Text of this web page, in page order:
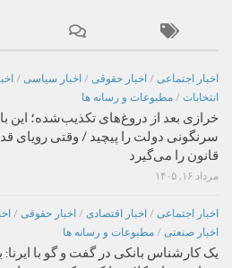
اخبار اجتماعی / اخبار حقوقی / اخبار سیاسی /
انتخابات / مطبوعات و رسانه ها
خرازی بعد از دروغ‌های تکذیب‌شده؛ این
سرنگونی دولت را پیچید / وقتی رویای
قانون را می‌گیرد
مرداد ۱۶, ۱۴۰۵
اخبار اجتماعی / اخبار اقتصادی / اخبار حقوقی /
اخبار صنعتی / مطبوعات و رسانه ها
یک کارشناس بانکی در گفت و گو با ایرنا: